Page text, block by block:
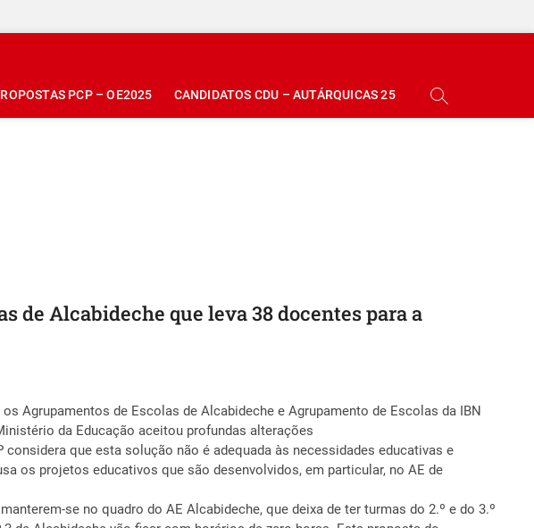
PCP – OE2025 CANDIDATOS CDU – AUTÁRQUICAS 25
de Alcabideche que leva 38 docentes para a
Agrupamentos de Escolas de Alcabideche e Agrupamento de Escolas da IBN
da Educação aceitou profundas alterações
que esta solução não é adequada às necessidades educativas e
os projetos educativos que são desenvolvidos, em particular, no AE de
se no quadro do AE Alcabideche, que deixa de ter turmas do 2.º e do 3.º